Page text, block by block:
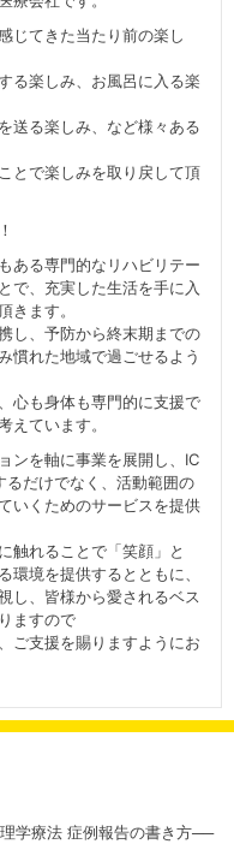
じてきた当たり前の楽し
る楽しみ、お風呂に入る楽
送る楽しみ、など様々ある
とで楽しみを取り戻して頂
ある専門的なリハビリテー
で、充実した生活を手に入
きます。
し、予防から終末期までの
慣れた地域で過ごせるよう
心も身体も専門的に支援で
えています。
ンを軸に事業を展開し、IC
るだけでなく、活動範囲の
いくためのサービスを提供
触れることで「笑顔」と
環境を提供するとともに、
し、皆様から愛されるベス
ますので
ご支援を賜りますようにお
理学療法 症例報告の書き方──